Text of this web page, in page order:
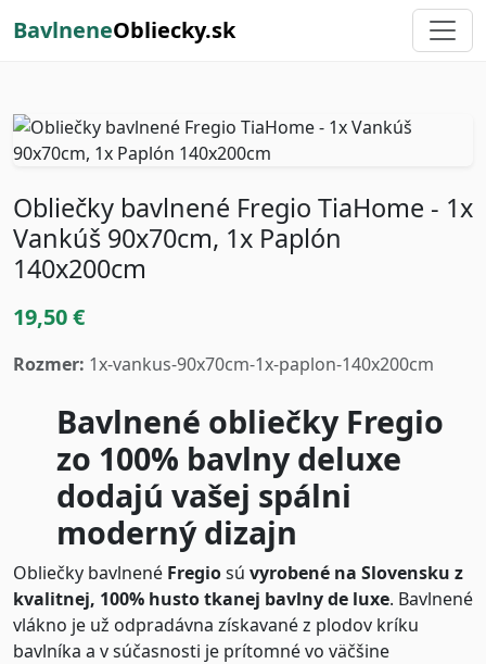
BavlneneObliecky.sk
Obliečky bavlnené Fregio TiaHome - 1x
Vankúš 90x70cm, 1x Paplón
140x200cm
19,50 €
Rozmer: 1x-vankus-90x70cm-1x-paplon-140x200cm
Bavlnené obliečky Fregio
zo 100% bavlny deluxe
dodajú vašej spálni
moderný dizajn
Obliečky bavlnené Fregiosú vyrobené na Slovensku z
kvalitnej, 100% husto tkanej bavlny de luxe. Bavlnené
vlákno je už odpradávna získavané z plodov kríku
bavlníka a v súčasnosti je prítomné vo väčšine